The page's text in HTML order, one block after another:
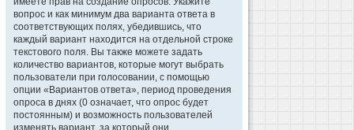
вопрос и как минимум два варианта ответа в
соответствующих полях, убедившись, что
каждый вариант находится на отдельной строке
текстового поля. Вы также можете задать
количество вариантов, которые могут выбрать
пользователи при голосовании, с помощью
опции «Вариантов ответа», период проведения
опроса в днях (0 означает, что опрос будет
постоянным) и возможность пользователей
изменять вариант, за который они